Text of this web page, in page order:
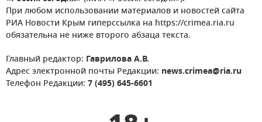
При любом использовании материалов и новостей сайта
РИА Новости Крым гиперссылка на https://crimea.ria.ru
обязательна не ниже второго абзаца текста.
Главный редактор: Гаврилова А.В.
Адрес электронной почты Редакции: news.crimea@ria.ru
Телефон Редакции: 7 (495) 645-6601